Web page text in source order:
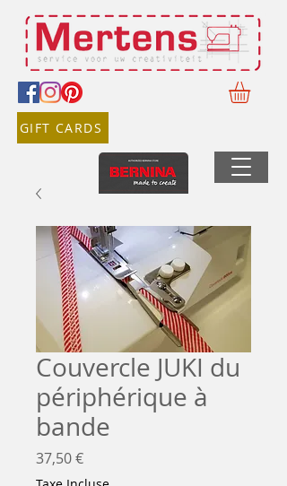
GIFT CARDS
Couvercle JUKI du
périphérique à
bande
37,50 €Prix